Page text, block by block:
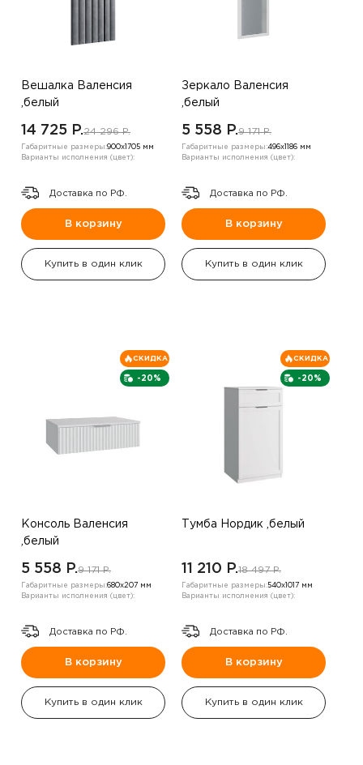
Вешалка Валенсия
,белый
14 725 P.24 296 P.
Габаритные размеры:900х1705 мм
Варианты исполнения (цвет):
Доставка по РФ.
В корзину
Купить в один клик
Зеркало Валенсия
,белый
5 558 P.9 171 P.
Габаритные размеры:496х1186 мм
Варианты исполнения (цвет):
Доставка по РФ.
В корзину
Купить в один клик
-20%
СКИДКА
Консоль Валенсия
,белый
5 558 P.9 171 P.
Габаритные размеры:680х207 мм
Варианты исполнения (цвет):
Доставка по РФ.
В корзину
Купить в один клик
-20%
СКИДКА
Тумба Нордик ,белый
11 210 P.18 497 P.
Габаритные размеры:540х1017 мм
Варианты исполнения (цвет):
Доставка по РФ.
В корзину
Купить в один клик